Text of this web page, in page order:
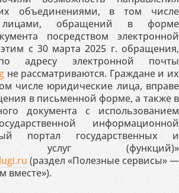
объединениями, в том числе
лицами, обращений в форме
посредством электронной
с 30 марта 2025 г. обращения,
адресу электронной почты
не рассматриваются. Граждане и их
числе юридические лица, вправе
в письменной форме, а также в
документа с использованием
информационной
портал государственных и
услуг (функций)»
(раздел «Полезные сервисы» —
вместе»).